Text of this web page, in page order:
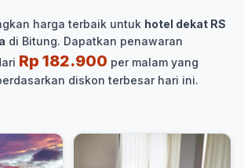
harga terbaik untuk hotel dekat RS
di Bitung. Dapatkan penawaran
Rp 182.900 per malam yang
diskon terbesar hari ini.